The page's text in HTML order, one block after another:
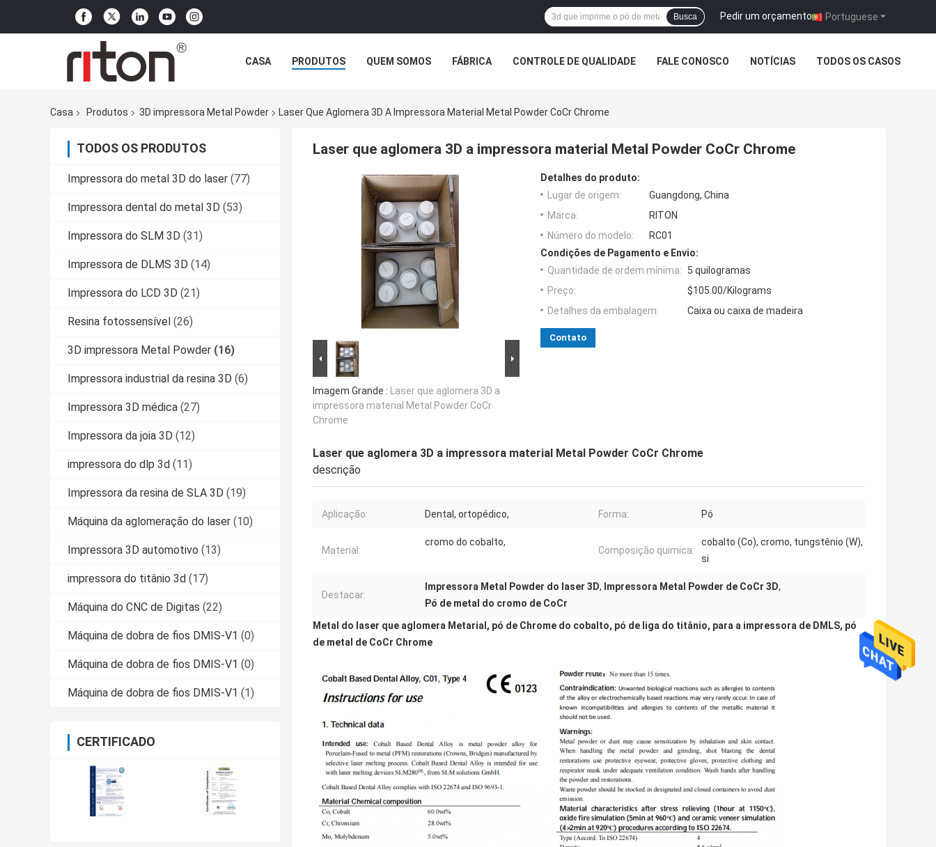
Portuguese
Pedir um orçamento |
Busca
CASA PRODUTOS QUEM SOMOS FÁBRICA CONTROLE DE QUALIDADE FALE CONOSCO NOTÍCIAS TODOS OS CASOS
Casa Produtos 3D impressora Metal Powder Laser Que Aglomera 3D A Impressora Material Metal Powder CoCr Chrome
TODOS OS PRODUTOS
Impressora do metal 3D do laser (77)
Impressora dental do metal 3D (53)
Impressora do SLM 3D (31)
Impressora de DLMS 3D (14)
Impressora do LCD 3D (21)
Resina fotossensível (26)
3D impressora Metal Powder (16)
Impressora industrial da resina 3D (6)
Impressora 3D médica (27)
Impressora da joia 3D (12)
impressora do dlp 3d (11)
Impressora da resina de SLA 3D (19)
Máquina da aglomeração do laser (10)
Impressora 3D automotivo (13)
impressora do titânio 3d (17)
Máquina do CNC de Digitas (22)
Máquina de dobra de fios DMIS-V1 (0)
Máquina de dobra de fios DMIS-V1 (0)
Máquina de dobra de fios DMIS-V1 (1)
CERTIFICADO
Laser que aglomera 3D a impressora material Metal Powder CoCr Chrome
Imagem Grande : Laser que aglomera 3D a
impressora material Metal Powder CoCr
Chrome
Detalhes do produto:
Lugar de origem:
Guangdong, China
Marca:
RITON
Número do modelo:
RC01
Condições de Pagamento e Envio:
Quantidade de ordem mínima:
5 quilogramas
Preço:
$105.00/Kilograms
Detalhes da embalagem:
Caixa ou caixa de madeira
Contato
Laser que aglomera 3D a impressora material Metal Powder CoCr Chrome
descrição
Aplicação: Dental, ortopédico, Forma: Pó
Material:
cromo do cobalto,
Composição quimica:
cobalto (Co), cromo, tungstênio (W),
si
Destacar:
Impressora Metal Powder do laser 3D, Impressora Metal Powder de CoCr 3D,
Pó de metal do cromo de CoCr
Metal do laser que aglomera Metarial, pó de Chrome do cobalto, pó de liga do titânio, para a impressora de DMLS, pó
de metal de CoCr Chrome